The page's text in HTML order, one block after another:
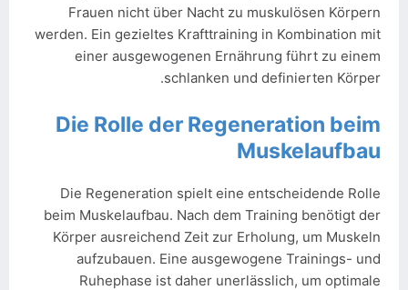
Frauen nicht über Nacht zu muskulösen Körpern
werden. Ein gezieltes Krafttraining in Kombination mit
einer ausgewogenen Ernährung führt zu einem
schlanken und definierten Körper.
Die Rolle der Regeneration beim
Muskelaufbau
Die Regeneration spielt eine entscheidende Rolle
beim Muskelaufbau. Nach dem Training benötigt der
Körper ausreichend Zeit zur Erholung, um Muskeln
aufzubauen. Eine ausgewogene Trainings- und
Ruhephase ist daher unerlässlich, um optimale